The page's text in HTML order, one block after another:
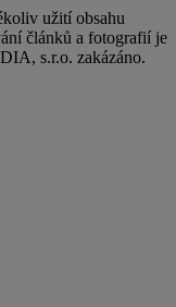
užití obsahu
článků a fotografií je
s.r.o. zakázáno.